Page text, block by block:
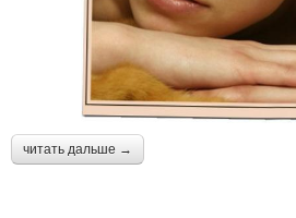
читать дальше →